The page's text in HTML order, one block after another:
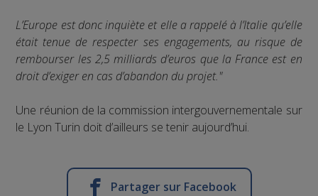
L’Europe est donc inquiète et elle a rappelé à l’Italie qu’elle
était tenue de respecter ses engagements, au risque de
rembourser les 2,5 milliards d’euros que la France est en
droit d’exiger en cas d’abandon du projet."
Une réunion de la commission intergouvernementale sur
le Lyon Turin doit d’ailleurs se tenir aujourd’hui.
Partager sur Facebook